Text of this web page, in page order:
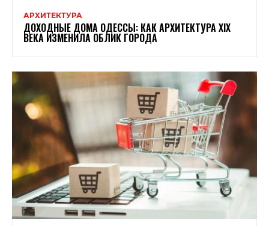
АРХИТЕКТУРА
ДОХОДНЫЕ ДОМА ОДЕССЫ: КАК АРХИТЕКТУРА XIX
ВЕКА ИЗМЕНИЛА ОБЛИК ГОРОДА